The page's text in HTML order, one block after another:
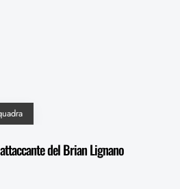
del Brian Lignano